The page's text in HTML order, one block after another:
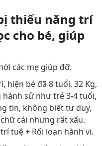
thiểu năng trí
cho bé, giúp
các mẹ giúp đỡ.
hiện bé đã 8 tuổi, 32 Kg,
sử như trẻ 3-4 tuổi,
tin, không biết tư duy,
cái nhưng rất xấu.
tuệ + Rối loạn hành vi.